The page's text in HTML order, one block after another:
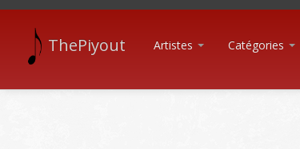
ThePiyout Artistes Catégories